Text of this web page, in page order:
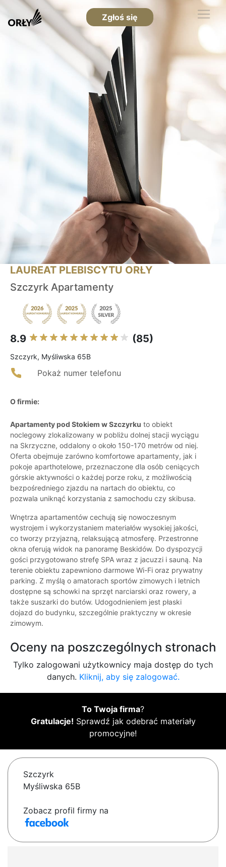
Zgłoś się
LAUREAT PLEBISCYTU ORŁY
Szczyrk Apartamenty
8.9 (85)
Szczyrk, Myśliwska 65B
Pokaż numer telefonu
O firmie:
Apartamenty pod Stokiem w Szczyrku to obiekt
noclegowy zlokalizowany w pobliżu dolnej stacji wyciągu
na Skrzyczne, oddalony o około 150-170 metrów od niej.
Oferta obejmuje zarówno komfortowe apartamenty, jak i
pokoje aparthotelowe, przeznaczone dla osób ceniących
górskie aktywności o każdej porze roku, z możliwością
bezpośredniego zjazdu na nartach do obiektu, co
pozwala uniknąć korzystania z samochodu czy skibusa.
Wnętrza apartamentów cechują się nowoczesnym
wystrojem i wykorzystaniem materiałów wysokiej jakości,
co tworzy przyjazną, relaksującą atmosferę. Przestronne
okna oferują widok na panoramę Beskidów. Do dyspozycji
gości przygotowano strefę SPA wraz z jacuzzi i sauną. Na
terenie obiektu zapewniono darmowe Wi-Fi oraz prywatny
parking. Z myślą o amatorach sportów zimowych i letnich
dostępne są schowki na sprzęt narciarski oraz rowery, a
także suszarki do butów. Udogodnieniem jest płaski
dojazd do budynku, szczególnie praktyczny w okresie
zimowym.
Oceny na poszczególnych stronach
Tylko zalogowani użytkownicy maja dostęp do tych
danych. Kliknij, aby się zalogować.
To Twoja firma?
Gratulacje! Sprawdź jak odebrać materiały
promocyjne!
Szczyrk
Myśliwska 65B
Zobacz profil firmy na